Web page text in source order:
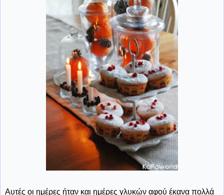
Αυτές οι ημέρες ήταν και ημέρες γλυκών αφού έκανα πολλά